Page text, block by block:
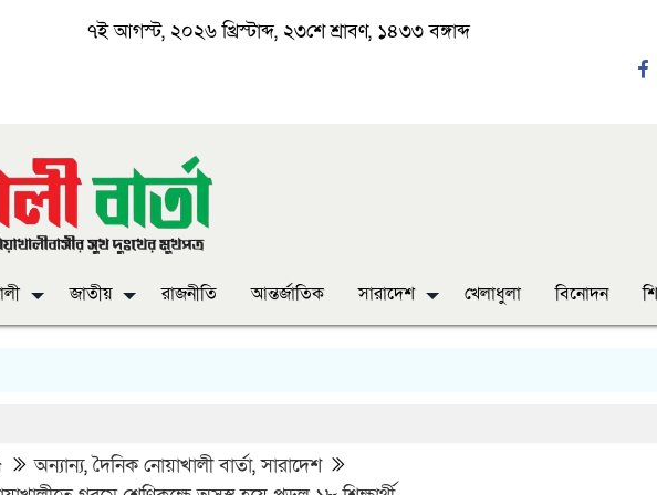
৭ই আগস্ট, ২০২৬ খ্রিস্টাব্দ, ২৩শে শ্রাবণ, ১৪৩৩ বঙ্গাব্দ
জাতীয় রাজনীতি আন্তর্জাতিক সারাদেশ খেলাধুলা বিনোদন
অন্যান্য,দৈনিক নোয়াখালী বার্তা,সারাদেশ